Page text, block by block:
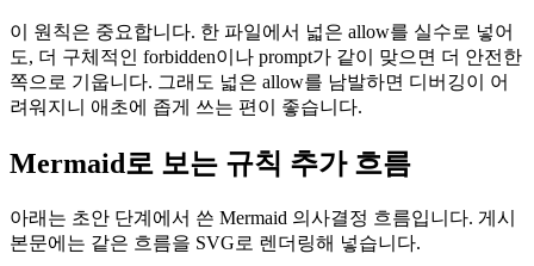
이 원칙은 중요합니다. 한 파일에서 넓은 allow를 실수로 넣어
도, 더 구체적인 forbidden이나 prompt가 같이 맞으면 더 안전한
쪽으로 기웁니다. 그래도 넓은 allow를 남발하면 디버깅이 어
려워지니 애초에 좁게 쓰는 편이 좋습니다.
Mermaid로 보는 규칙 추가 흐름
아래는 초안 단계에서 쓴 Mermaid 의사결정 흐름입니다. 게시
본문에는 같은 흐름을 SVG로 렌더링해 넣습니다.